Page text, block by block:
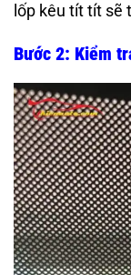
lốp kêu tít tít sẽ
Bước 2: Kiểm